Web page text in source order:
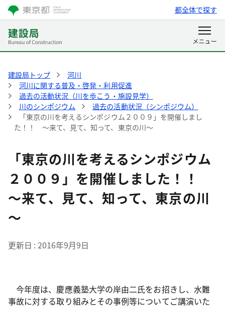
都全体で探す
建設局トップ
河川
河川に関する普及・啓発・利用促進
過去の活動状況（川を歩こう・施設見学）
川のシンポジウム
過去の活動状況（シンポジウム）
「東京の川を考えるシンポジウム２００９」を開催しまし
た！！ ～来て、見て、知って、東京の川～
「東京の川を考えるシンポジウム
２００９」を開催しました！！
～来て、見て、知って、東京の川
～
更新日 2016年9月9日
今年度は、慶應義塾大学の岸由二氏をお招きし、水難
事故に対する取り組みとその事例等についてご講演いた